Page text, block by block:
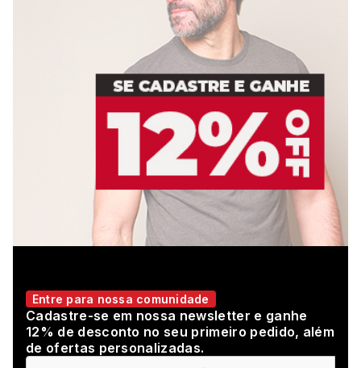
Entre para nossa comunidade
Cadastre-se em nossa newsletter e ganhe
12% de desconto no seu primeiro pedido, além
de ofertas personalizadas.